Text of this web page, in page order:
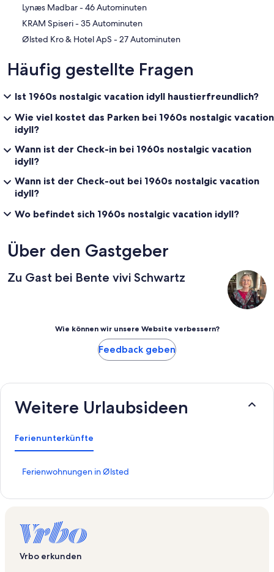
‪Lynæs Madbar - ‬46 Autominuten
‪KRAM Spiseri - ‬35 Autominuten
‪Ølsted Kro & Hotel ApS - ‬27 Autominuten
Häufig gestellte Fragen
Ist 1960s nostalgic vacation idyll haustierfreundlich?
Wie viel kostet das Parken bei 1960s nostalgic vacation
idyll?
Wann ist der Check-in bei 1960s nostalgic vacation
idyll?
Wann ist der Check-out bei 1960s nostalgic vacation
idyll?
Wo befindet sich 1960s nostalgic vacation idyll?
Über den Gastgeber
Zu Gast bei Bente vivi Schwartz
Wie können wir unsere Website verbessern?
Feedback geben
Weitere Urlaubsideen
Ferienunterkünfte
Ferienwohnungen in Ølsted
L
d
e
d
Vrbo erkunden